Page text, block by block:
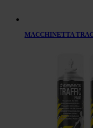
MACCHINETTA